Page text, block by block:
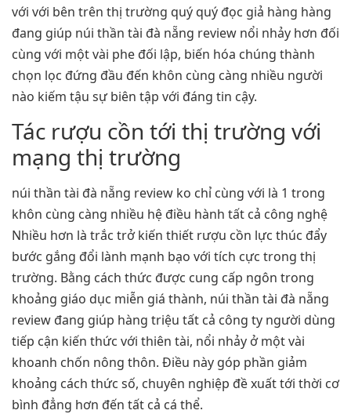
với với bên trên thị trường quý quý đọc giả hàng hàng
đang giúp núi thần tài đà nẵng review nổi nhảy hơn đối
cùng với một vài phe đối lập, biến hóa chúng thành
chọn lọc đứng đầu đến khôn cùng càng nhiều người
nào kiếm tậu sự biên tập với đáng tin cậy.
Tác rượu cồn tới thị trường với
mạng thị trường
núi thần tài đà nẵng review ko chỉ cùng với là 1 trong
khôn cùng càng nhiều hệ điều hành tất cả công nghệ
Nhiều hơn là trắc trở kiến thiết rượu cồn lực thúc đẩy
bước gắng đổi lành mạnh bạo với tích cực trong thị
trường. Bằng cách thức được cung cấp ngôn trong
khoảng giáo dục miễn giá thành, núi thần tài đà nẵng
review đang giúp hàng triệu tất cả công ty người dùng
tiếp cận kiến thức với thiên tài, nổi nhảy ở một vài
khoanh chốn nông thôn. Điều này góp phần giảm
khoảng cách thức số, chuyên nghiệp đề xuất tới thời cơ
bình đẳng hơn đến tất cả cá thể.